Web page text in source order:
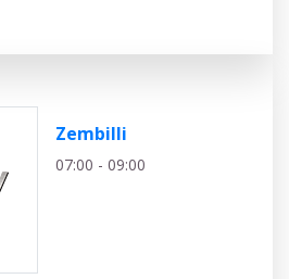
Zembilli
07:00 - 09:00